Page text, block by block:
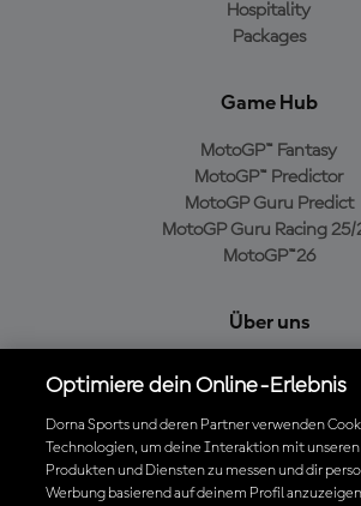
Hospitality
Packages
Game Hub
MotoGP™ Fantasy
MotoGP™ Predictor
MotoGP Guru Predict
MotoGP Guru Racing 25/
MotoGP™26
Über uns
Cookie-Richtlinien
Geschäftsbedingungen
Datenschutzrichtlinien
Kaufrichtlinie
Optimiere dein Online-Erlebnis
Dorna Sports und deren Partner verwenden
Technologien, um deine Interaktion mit unseren
Produkten und Diensten zu messen und dir
Werbung basierend auf deinem Profil